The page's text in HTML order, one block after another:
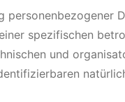
personenbezogener
spezifischen
und